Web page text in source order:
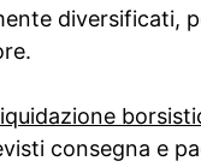
diversificati,
consegna e